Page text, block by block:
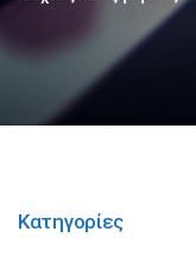
Κατηγορίες